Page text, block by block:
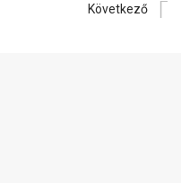
Következő